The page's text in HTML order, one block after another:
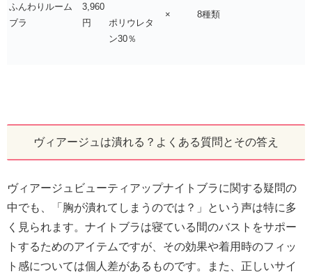
ふんわりルーム
ブラ
3,960
円
ポリウレタ
ン30％
× 8種類
ヴィアージュは潰れる？よくある質問とその答え
ヴィアージュビューティアップナイトブラに関する疑問の
中でも、「胸が潰れてしまうのでは？」という声は特に多
く見られます。ナイトブラは寝ている間のバストをサポー
トするためのアイテムですが、その効果や着用時のフィッ
ト感については個人差があるものです。また、正しいサイ